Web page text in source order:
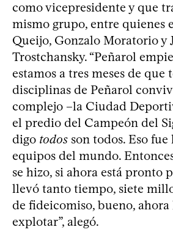
como vicepresidente y que
mismo grupo, entre quienes
Queijo, Gonzalo Moratorio y
Trostchansky. “Peñarol
estamos a tres meses de que
disciplinas de Peñarol
complejo –la Ciudad
el predio del Campeón del
digo todos son todos. Eso
equipos del mundo.
se hizo, si ahora está pronto
llevó tanto tiempo, siete
de fideicomiso, bueno,
explotar”, alegó.